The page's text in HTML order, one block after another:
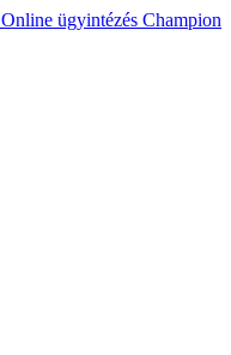
Online ügyintézés Champion